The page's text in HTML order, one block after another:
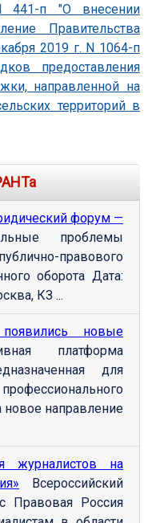
п "О внесении
Правительства
2019 г. N 1064-п
предоставления
направленной на
территорий в
форум —
проблемы
правового
оборота Дата:
КЗ ...
новые
платформа
для
новое направление
журналистов на
Всероссийский
Правовая Россия